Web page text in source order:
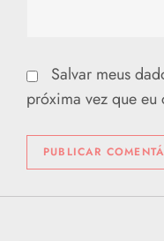
Salvar meus
próxima vez que eu